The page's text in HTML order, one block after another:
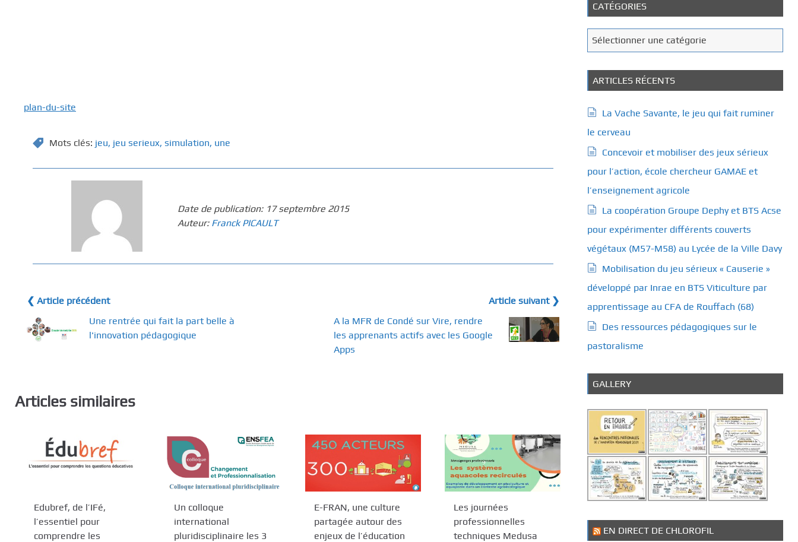
plan-du-site
Mots clés: jeu, jeu serieux, simulation, une
Date de publication: 17 septembre 2015
Auteur: Franck PICAULT
❮ Article précédent
Une rentrée qui fait la part belle à
l'innovation pédagogique
Article suivant ❯
A la MFR de Condé sur Vire, rendre
les apprenants actifs avec les Google
Apps
Articles similaires
Edubref, de l’IFé,
l’essentiel pour
comprendre les
Un colloque
international
pluridisciplinaire les 3
E-FRAN, une culture
partagée autour des
enjeux de l’éducation
Les journées
professionnelles
techniques Medusa
CATÉGORIES
a
g
o
r
i
e
Sélectionner une catégorie
ARTICLES RÉCENTS
La Vache Savante, le jeu qui fait ruminer
le cerveau
Concevoir et mobiliser des jeux sérieux
pour l’action, école chercheur GAMAE et
l’enseignement agricole
La coopération Groupe Dephy et BTS Acse
pour expérimenter différents couverts
végétaux (M57-M58) au Lycée de la Ville Davy
Mobilisation du jeu sérieux « Causerie »
développé par Inrae en BTS Viticulture par
apprentissage au CFA de Rouffach (68)
Des ressources pédagogiques sur le
pastoralisme
GALLERY
EN DIRECT DE CHLOROFIL